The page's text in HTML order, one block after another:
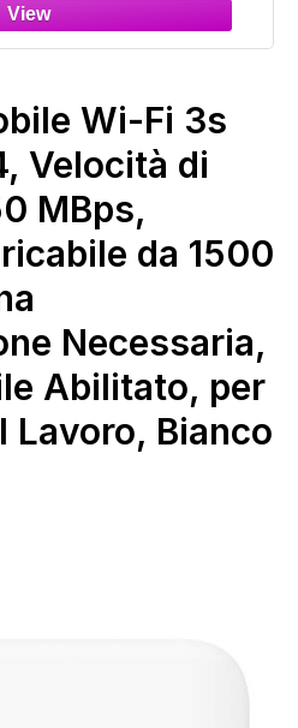
Wi-Fi 3s
Velocità di
MBps,
da 1500
Necessaria,
Abilitato, per
Lavoro, Bianco